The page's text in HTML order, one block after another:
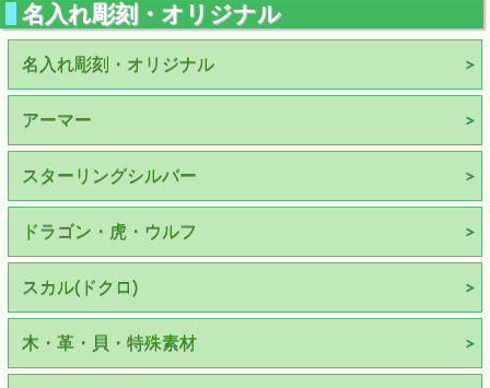
名入れ彫刻・オリジナル
名入れ彫刻・オリジナル
アーマー
スターリングシルバー
ドラゴン・虎・ウルフ
スカル(ドクロ)
木・革・貝・特殊素材